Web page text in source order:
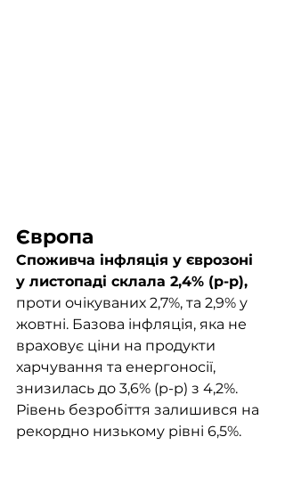
Європа
Споживча інфляція у єврозоні
у листопаді склала 2,4% (р-р),
проти очікуваних 2,7%, та 2,9% у
жовтні. Базова інфляція, яка не
враховує ціни на продукти
харчування та енергоносії,
знизилась до 3,6% (р-р) з 4,2%.
Рівень безробіття залишився на
рекордно низькому рівні 6,5%.